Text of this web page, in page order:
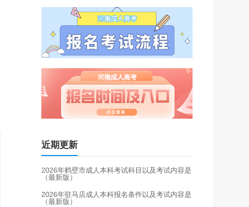
近期更新
2026年鹤壁市成人本科考试科目以及考试内容是
（最新版）
2026年驻马店成人本科报名条件以及考试内容是
（最新版）